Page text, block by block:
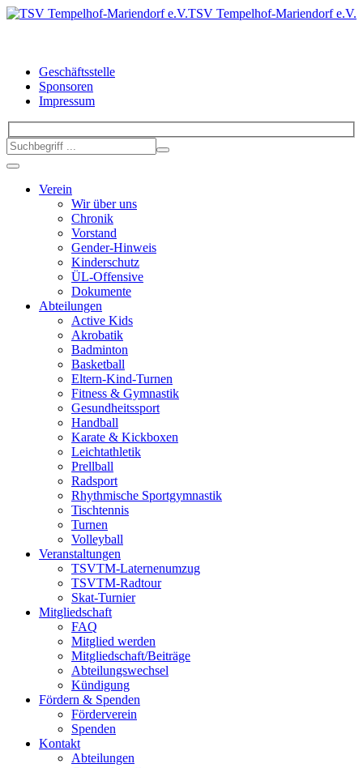
TSV Tempelhof-Mariendorf e.V.
Geschäftsstelle
Sponsoren
Impressum
Verein
Wir über uns
Chronik
Vorstand
Gender-Hinweis
Kinderschutz
ÜL-Offensive
Dokumente
Abteilungen
Active Kids
Akrobatik
Badminton
Basketball
Eltern-Kind-Turnen
Fitness & Gymnastik
Gesundheitssport
Handball
Karate & Kickboxen
Leichtathletik
Prellball
Radsport
Rhythmische Sportgymnastik
Tischtennis
Turnen
Volleyball
Veranstaltungen
TSVTM-Laternenumzug
TSVTM-Radtour
Skat-Turnier
Mitgliedschaft
FAQ
Mitglied werden
Mitgliedschaft/Beiträge
Abteilungswechsel
Kündigung
Fördern & Spenden
Förderverein
Spenden
Kontakt
Abteilungen